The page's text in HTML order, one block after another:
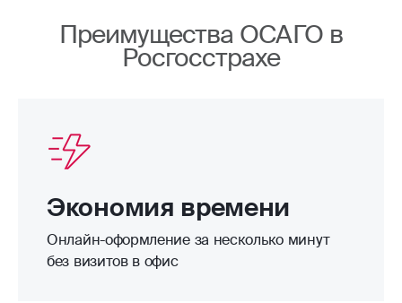
Преимущества ОСАГО в
Росгосстрахе
Экономия времени
Онлайн-оформление за несколько минут
без визитов в офис